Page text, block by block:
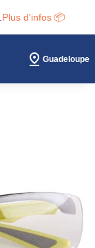
Plus d'infos 📦
Guadeloupe